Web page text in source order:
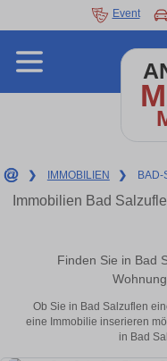
Event
❯ IMMOBILIEN ❯ BAD-
Immobilien Bad
Finden Sie in Bad
Ob Sie in Bad Salzuflen
eine Immobilie inserieren
in Bad